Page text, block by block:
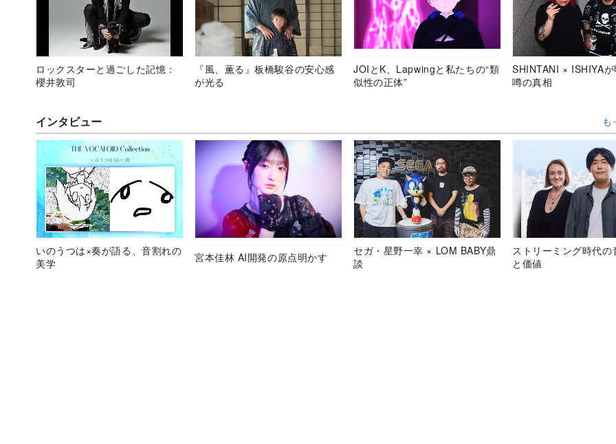
ロックスターと過ごした記憶：
櫻井敦司
『風、薫る』板橋駿谷の安心感
が光る
JOIとK、Lapwingと私たちの“類
似性の正体”
SHINTANI × ISHIYA
噂の真相
インタビュー も
いのうつは×奏が語る、音割れの
美学
宮本佳林 AI開発の原点明かす
セガ・星野一幸 × LOM BABY鼎
談
ストリーミング時代の
と価値